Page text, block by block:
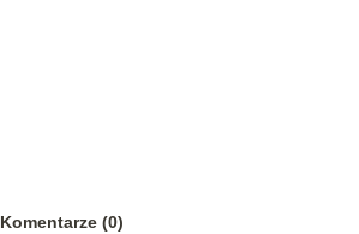
Komentarze (0)